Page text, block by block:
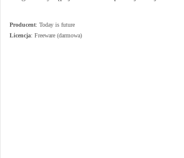
Producent: Today is future
Licencja: Freeware (darmowa)